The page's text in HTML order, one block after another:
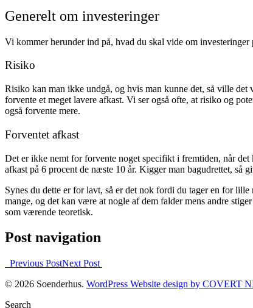
Generelt om investeringer
Vi kommer herunder ind på, hvad du skal vide om investeringer
Risiko
Risiko kan man ikke undgå, og hvis man kunne det, så ville
forvente et meget lavere afkast. Vi ser også ofte, at risiko og
også forvente mere.
Forventet afkast
Det er ikke nemt for forvente noget specifikt i fremtiden, når
afkast på 6 procent de næste 10 år. Kigger man bagudrettet, så
Synes du dette er for lavt, så er det nok fordi du tager en for
mange, og det kan være at nogle af dem falder mens andre
som værende teoretisk.
Post navigation
Previous PostNext Post
© 2026 Soenderhus. WordPress Website design by COVERT
Search